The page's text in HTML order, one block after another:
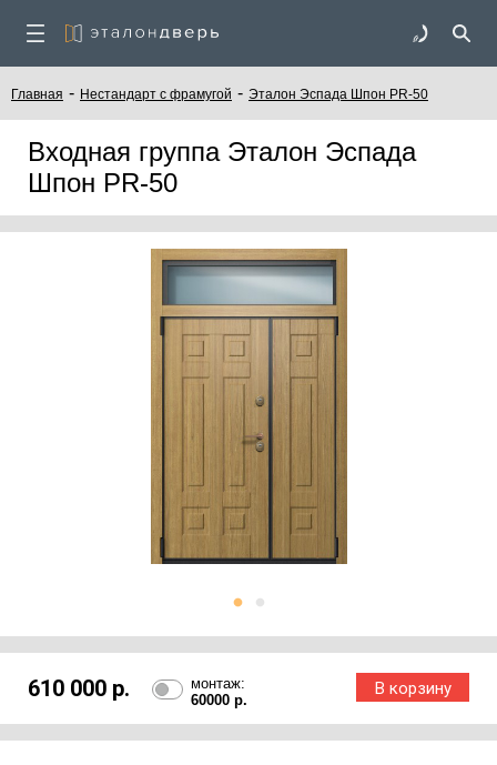
Главная - Нестандарт с фрамугой - Эталон Эспада Шпон PR-50
Входная группа Эталон Эспада
Шпон PR-50
610 000 р.
монтаж:
60000 р.